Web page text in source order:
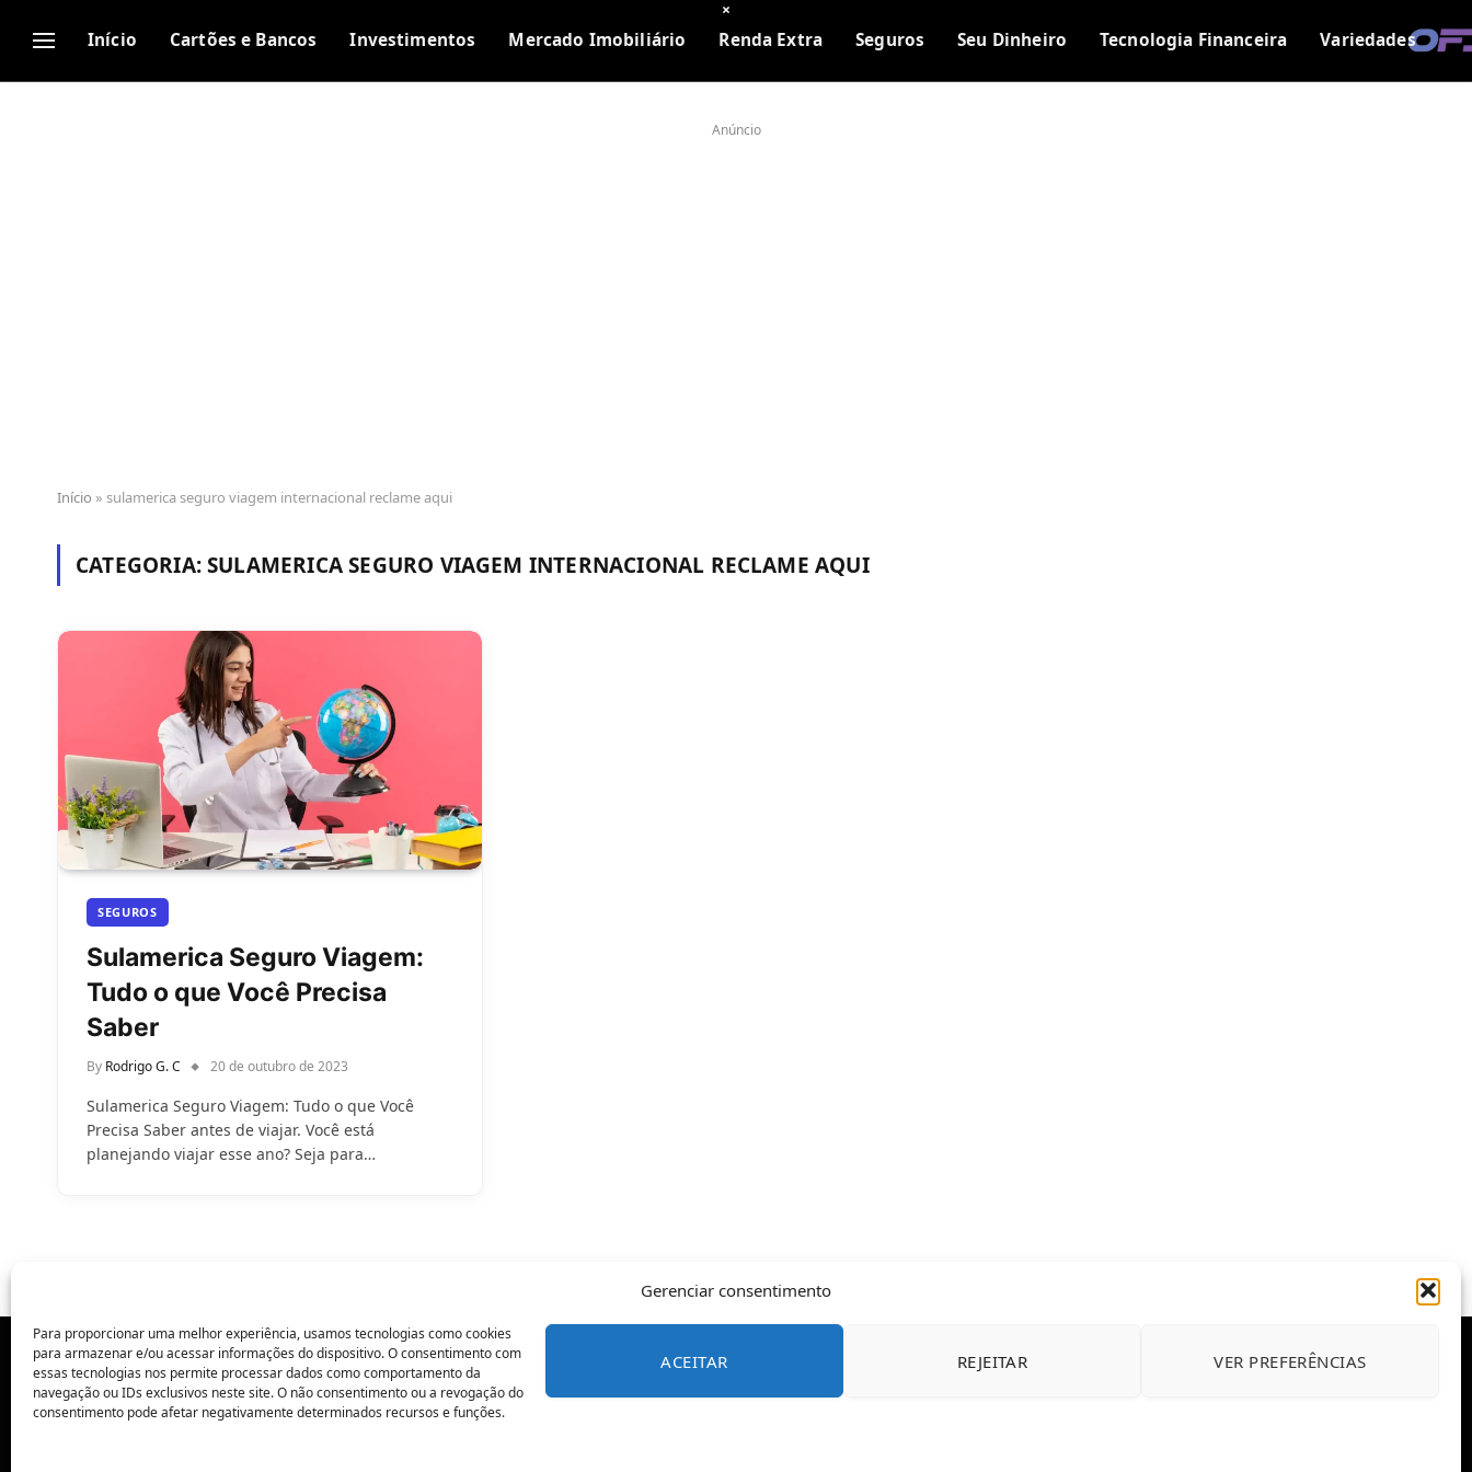
Gerenciar consentimento
Para proporcionar uma melhor experiência, usamos tecnologias como cookies
para armazenar e/ou acessar informações do dispositivo. O consentimento com
essas tecnologias nos permite processar dados como comportamento da
navegação ou IDs exclusivos neste site. O não consentimento ou a revogação do
consentimento pode afetar negativamente determinados recursos e funções.
ACEITAR REJEITAR VER PREFERÊNCIAS
Início Cartões e Bancos Investimentos Mercado Imobiliário Renda Extra Seguros Seu Dinheiro Tecnologia Financeira Variedades
Anúncio
Início » sulamerica seguro viagem internacional reclame aqui
CATEGORIA:SULAMERICA SEGURO VIAGEM INTERNACIONAL RECLAME AQUI
SEGUROS
Sulamerica Seguro Viagem:
Tudo o que Você Precisa
Saber
By Rodrigo G. C 20 de outubro de 2023
Sulamerica Seguro Viagem: Tudo o que Você
Precisa Saber antes de viajar. Você está
planejando viajar esse ano? Seja para…
×
POLÍTICA DE PRIVACIDADE CONTATO SOBRE NÓS